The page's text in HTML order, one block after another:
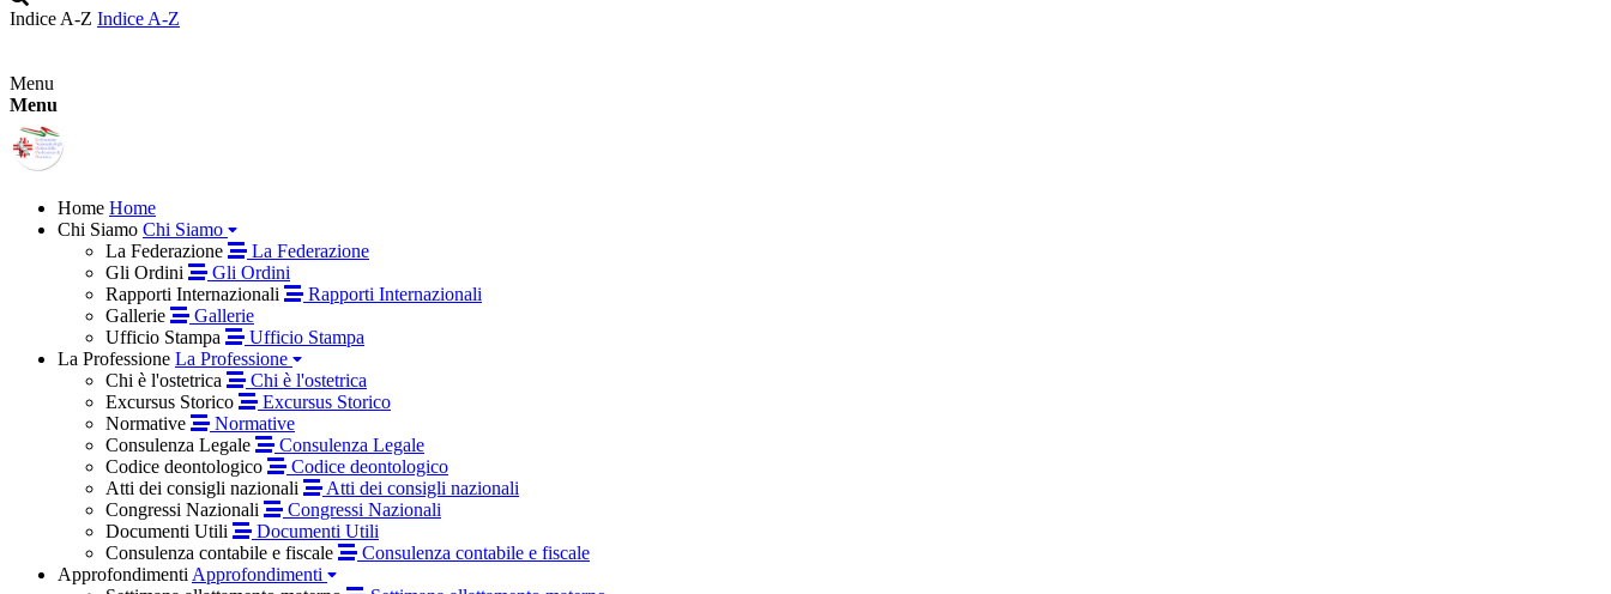
Indice A-Z Indice A-Z
Menu
Menu
Home Home
Chi Siamo Chi Siamo
La Federazione
La Federazione
Gli Ordini
Gli Ordini
Rapporti Internazionali
Rapporti Internazionali
Gallerie
Gallerie
Ufficio Stampa
Ufficio Stampa
La Professione La Professione
Chi è l'ostetrica
Chi è l'ostetrica
Excursus Storico
Excursus Storico
Normative
Normative
Consulenza Legale
Consulenza Legale
Codice deontologico
Codice deontologico
Atti dei consigli nazionali
Atti dei consigli nazionali
Congressi Nazionali
Congressi Nazionali
Documenti Utili
Documenti Utili
Consulenza contabile e fiscale
Consulenza contabile e fiscale
Approfondimenti Approfondimenti